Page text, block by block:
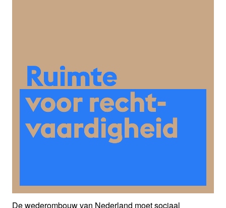
De wederombouw van Nederland moet sociaal